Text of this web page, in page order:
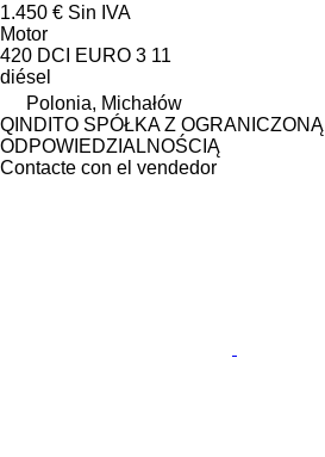
1.450 € Sin IVA
Motor
420 DCI EURO 3 11
diésel
Polonia, Michałów
QINDITO SPÓŁKA Z OGRANICZONĄ
ODPOWIEDZIALNOŚCIĄ
Contacte con el vendedor